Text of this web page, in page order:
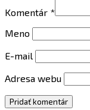
Komentár *
Meno
E-mail
Adresa webu